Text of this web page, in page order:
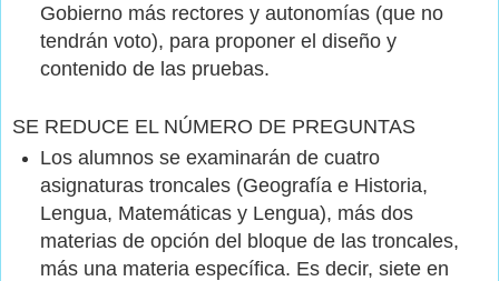
Gobierno más rectores y autonomías (que no
tendrán voto), para proponer el diseño y
contenido de las pruebas.
SE REDUCE EL NÚMERO DE PREGUNTAS
Los alumnos se examinarán de cuatro
asignaturas troncales (Geografía e Historia,
Lengua, Matemáticas y Lengua), más dos
materias de opción del bloque de las troncales,
más una materia específica. Es decir, siete en